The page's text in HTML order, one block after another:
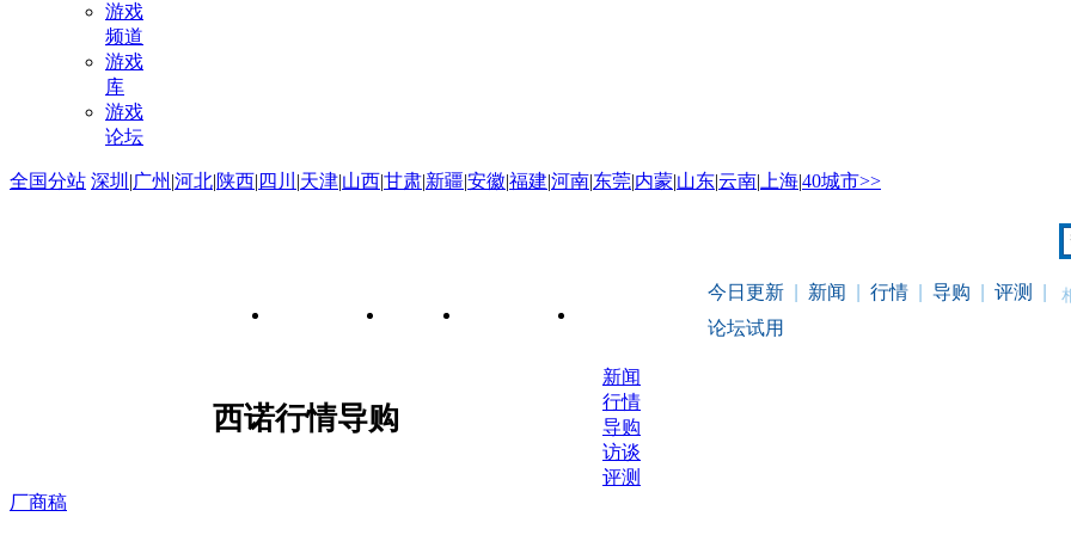
游戏
频道
游戏
库
游戏
论坛
全国分站 深圳 |广州 |河北|陕西| 四川 |天津|山西|甘肃|新疆|安徽|福建|河南|东莞|内蒙|山东|云南| 上海|40城市>>
今日更新 新闻 行情 导购 评测
论坛试用
西诺行情导购
新闻
行情
导购
访谈
评测
厂商稿